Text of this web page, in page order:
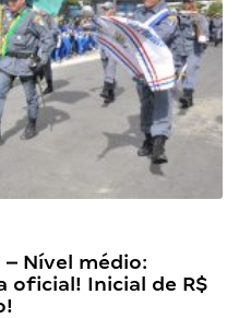
Nível médio:
oficial! Inicial de R$